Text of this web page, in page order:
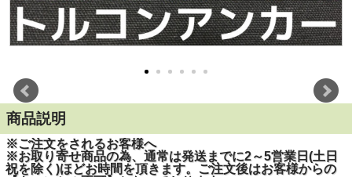
商品説明
※ご注文をされるお客様へ
※お取り寄せ商品の為、通常は発送までに2～5営業日(土日
祝を除く)ほどお時間を頂きます。ご注文後はお客様からの